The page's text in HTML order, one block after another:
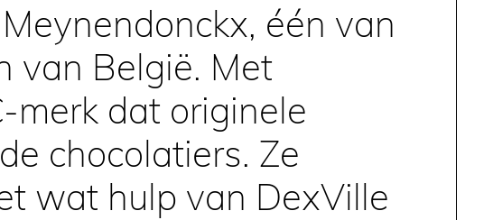
één van
van België. Met
merk dat originele
chocolatiers. Ze
wat hulp van DexVille